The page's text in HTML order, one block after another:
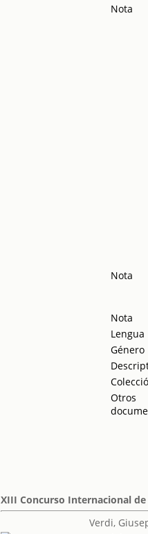
Nota
Nota
Nota
Lengua
Género
Otros
XIII Concurso Internacional
Verdi,